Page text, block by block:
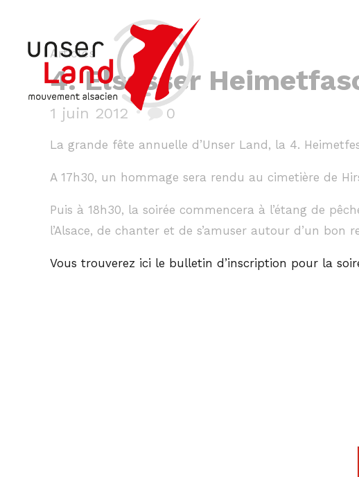
Articles
4. Elsasser
1 juin 2012 0
La grande fête annuelle d’Unser Land, la 4.
A 17h30, un hommage sera rendu au cimetière de
Puis à 18h30, la soirée commencera à l’étang de
l’Alsace, de chanter et de s’amuser autour d’un bon
Vous trouverez ici le bulletin d’inscription pour la